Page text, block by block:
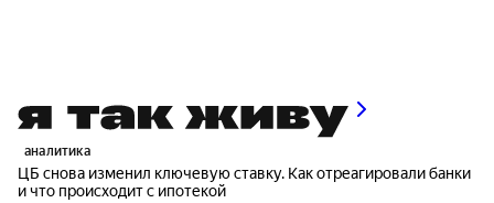
аналитика
ЦБ снова изменил ключевую ставку. Как отреагировали банки
и что происходит с ипотекой